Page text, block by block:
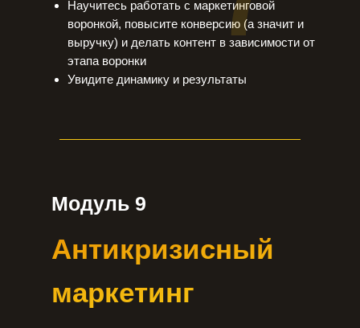
Научитесь работать с маркетинговой
воронкой, повысите конверсию (а значит и
выручку) и делать контент в зависимости от
этапа воронки
Увидите динамику и результаты
Модуль 9
Антикризисный
маркетинг